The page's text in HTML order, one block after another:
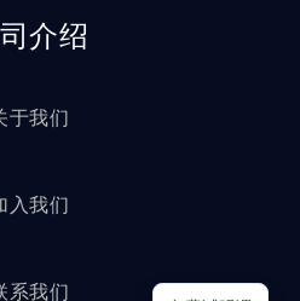
介绍
于我们
入我们
系我们